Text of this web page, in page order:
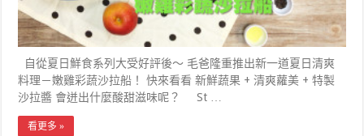
自從夏日鮮食系列大受好評後～ 毛爸隆重推出新一道夏日清爽
料理－嫩雞彩蔬沙拉船！ 快來看看 新鮮蔬果 + 清爽蘿美 + 特製
沙拉醬 會迸出什麼酸甜滋味呢？ St …
看更多 »